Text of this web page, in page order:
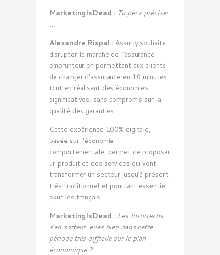
MarketingIsDead : Tu peux préciser
…
Alexandre Rispal : Assurly souhaite
disrupter le marché de l’assurance
emprunteur en permettant aux clients
de changer d’assurance en 10 minutes
tout en réalisant des économies
significatives, sans compromis sur la
qualité des garanties.
Cette expérience 100% digitale,
basée sur l’économie
comportementale, permet de proposer
un produit et des services qui vont
transformer un secteur jusqu’à présent
très traditionnel et pourtant essentiel
pour les français.
MarketingIsDead : Les Insurtechs
s’en sortent-elles bien dans cette
période très difficile sur le plan
économique ?